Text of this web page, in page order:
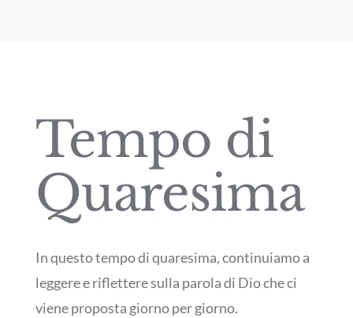
Tempo di
Quaresima
In questo tempo di quaresima, continuiamo a
leggere e riflettere sulla parola di Dio che ci
viene proposta giorno per giorno.